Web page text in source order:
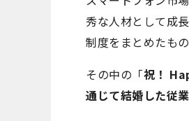
秀な人材として成
制度をまとめたも
その中の「祝！
通じて結婚した従